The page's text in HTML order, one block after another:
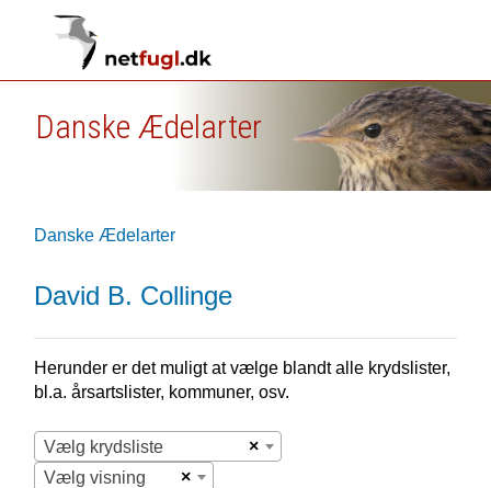
Danske Ædelarter
Danske Ædelarter
David B. Collinge
Herunder er det muligt at vælge blandt alle krydslister,
bl.a. årsartslister, kommuner, osv.
×
Vælg krydsliste
×
Vælg visning